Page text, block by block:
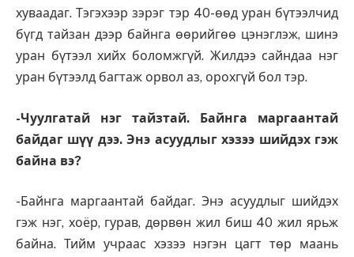
хуваадаг. Тэгэ­хээр зэрэг тэр 40-өөд уран бүтээлчид
бүгд тайзан дээр байнга өөрийгөө цэнэглэж, шинэ
уран бүтээл хийх бо­ломжгүй. Жилдээ сайндаа нэг
уран бүтээлд багтаж орвол аз, орохгүй бол тэр.
-Чуулгатай нэг тайзтай. Байнга маргаантай
байдаг шүү дээ. Энэ асуудлыг хэзээ шийдэх гэж
байна вэ?
-Байнга маргаантай бай­даг. Энэ асуудлыг шийдэх
гэж нэг, хоёр, гурав, дөрвөн жил биш 40 жил ярьж
байна. Тийм учраас хэзээ нэгэн цагт төр маань